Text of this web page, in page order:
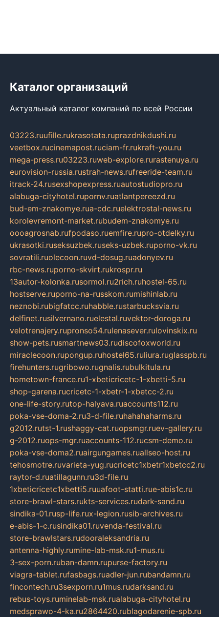
Каталог организаций
Актуальный каталог компаний по всей России
03223.ruufille.rukrasotata.ruprazdnikdushi.ru
veetbox.rucinemapost.ruciam-fr.rukraft-you.ru
mega-press.ru03223.ruweb-explore.rurastenuya.ru
eurovision-russia.rustrah-news.rufreeride-team.ru
itrack-24.rusexshopexpress.ruautostudiopro.ru
alabuga-cityhotel.rupornv.ruatlantpereezd.ru
bud-em-znakomye.rua-cdc.ruelektrostal-news.ru
korolevremont-market.rubudem-znakomye.ru
oooagrosnab.rufpodaso.ruemfire.rupro-otdelky.ru
ukrasotki.ruseksuzbek.ruseks-uzbek.ruporno-vk.ru
sovratili.ruolecoon.ruvd-dosug.ruadonyev.ru
rbc-news.ruporno-skvirt.rukrospr.ru
13autor-kolonka.rusormol.ru2rich.ruhostel-65.ru
hostserve.ruporno-na-russkom.rumishinlab.ru
neznobi.rubigfatcc.ruhabble.rustarbucksvia.ru
delfinet.rusilvernano.ruelestal.ruvektor-doroga.ru
velotrenajery.rupronso54.rulenasever.rulovinskix.ru
show-pets.rusmartnews03.rudiscofoxworld.ru
miraclecoon.rupongup.ruhostel65.ruliura.ruglasspb.ru
firehunters.rugribowo.rugnalis.rubulkitula.ru
hometown-france.ru1-xbeticricetc-1-xbetti-5.ru
shop-garena.rucricetc-1-xbetr-1-xbetcc-2.ru
one-life-story.rutop-halyava.ruaccounts112.ru
poka-vse-doma-2.ru3-d-file.ruhahahaharms.ru
g2012.rutst-1.rushaggy-cat.ruopsmgr.ruev-gallery.ru
g-2012.ruops-mgr.ruaccounts-112.rucsm-demo.ru
poka-vse-doma2.ruairgungames.ruallseo-host.ru
tehosmotre.ruvarieta-yug.rucricetc1xbetr1xbetcc2.ru
raytor-d.ruatillagunn.ru3d-file.ru
1xbeticricetc1xbetti5.ruuafoot-statti.rue-abis1c.ru
store-brawl-stars.rukts-services.rudark-sand.ru
sindika-01.rusp-life.rux-legion.rusib-archives.ru
e-abis-1-c.rusindika01.ruvenda-festival.ru
store-brawlstars.rudooraleksandria.ru
antenna-highly.rumine-lab-msk.ru1-mus.ru
3-sex-porn.ruban-damn.rupurse-factory.ru
viagra-tablet.rufasbags.ruadler-jun.rubandamn.ru
fincontech.ru3sexporn.ru1mus.rudarksand.ru
rebus-toys.ruminelab-msk.rualabuga-cityhotel.ru
medsprawo-4-ka.ru2864420.rublagodarenie-spb.ru